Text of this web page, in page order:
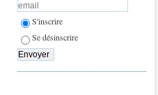
S'inscrire
Se désinscrire